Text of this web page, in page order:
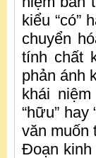
kiểu “có”
chuyển
tính chất
phản ánh
khái
“hữu”
văn muốn
Đoạn kinh